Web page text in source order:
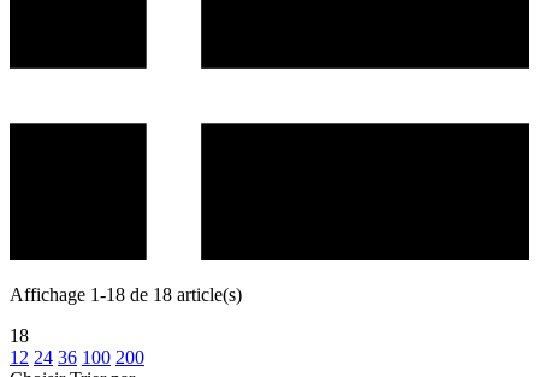
Affichage 1-18 de 18 article(s)
18
12 24 36 100 200